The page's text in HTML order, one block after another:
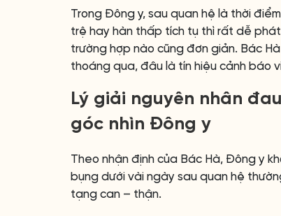
Trong Đông y, sau quan hệ là thời
trệ hay hàn thấp tích tụ thì rất dễ phát
trường hợp nào cũng đơn giản. Bác
thoáng qua, đâu là tín hiệu cảnh báo
Lý giải nguyên nhân
góc nhìn Đông y
Theo nhận định của Bác Hà, Đông y
bụng dưới vài ngày sau quan hệ
tạng can – thận.